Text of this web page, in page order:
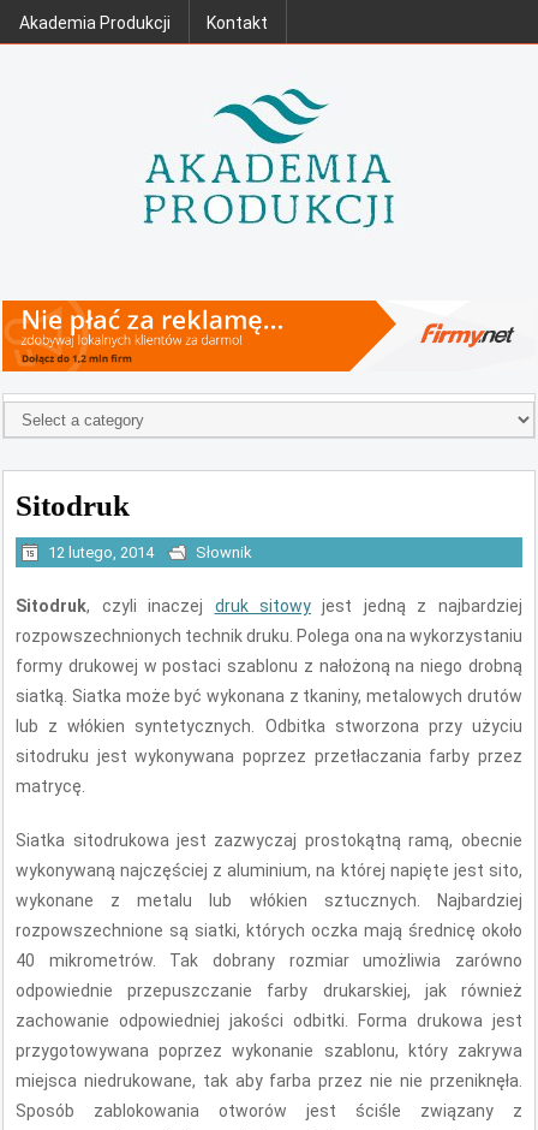
Akademia Produkcji Kontakt
Sitodruk
12 lutego, 2014 Słownik
Sitodruk, czyli inaczej druk sitowy jest jedną z najbardziej
rozpowszechnionych technik druku. Polega ona na wykorzystaniu
formy drukowej w postaci szablonu z nałożoną na niego drobną
siatką. Siatka może być wykonana z tkaniny, metalowych drutów
lub z włókien syntetycznych. Odbitka stworzona przy użyciu
sitodruku jest wykonywana poprzez przetłaczania farby przez
matrycę.
Siatka sitodrukowa jest zazwyczaj prostokątną ramą, obecnie
wykonywaną najczęściej z aluminium, na której napięte jest sito,
wykonane z metalu lub włókien sztucznych. Najbardziej
rozpowszechnione są siatki, których oczka mają średnicę około
40 mikrometrów. Tak dobrany rozmiar umożliwia zarówno
odpowiednie przepuszczanie farby drukarskiej, jak również
zachowanie odpowiedniej jakości odbitki. Forma drukowa jest
przygotowywana poprzez wykonanie szablonu, który zakrywa
miejsca niedrukowane, tak aby farba przez nie nie przeniknęła.
Sposób zablokowania otworów jest ściśle związany z